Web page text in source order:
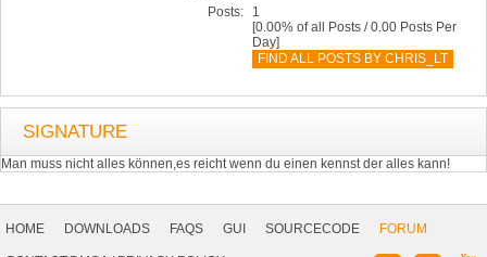
Posts:
1
[0.00% of all Posts / 0.00 Posts Per
Day]
FIND ALL POSTS BY CHRIS_LT
SIGNATURE
Man muss nicht alles können,es reicht wenn du einen kennst der alles kann!
Navigation
HOME DOWNLOADS FAQS GUI SOURCECODE
FORUM